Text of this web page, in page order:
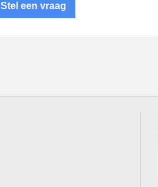
Stel een vraag